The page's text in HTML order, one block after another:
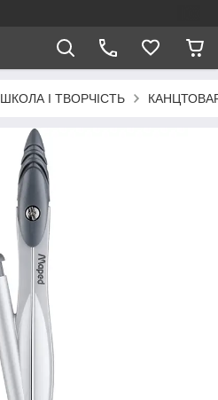
ШКОЛА І ТВОРЧІСТЬ